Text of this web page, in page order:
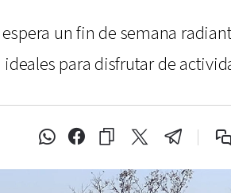
un fin de semana
para disfrutar de